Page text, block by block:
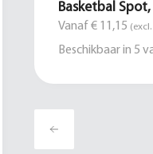
Basketbal
Vanaf € 11,15
Beschikbaar in 5